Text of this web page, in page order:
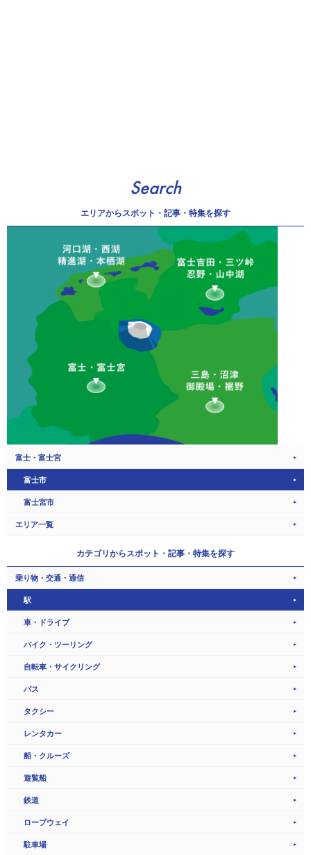
Search
エリアからスポット・記事・特集を探す
富士・富士宮
富士市
富士宮市
エリア一覧
カテゴリからスポット・記事・特集を探す
乗り物・交通・通信
駅
車・ドライブ
バイク・ツーリング
自転車・サイクリング
バス
タクシー
レンタカー
船・クルーズ
遊覧船
鉄道
ロープウェイ
駐車場